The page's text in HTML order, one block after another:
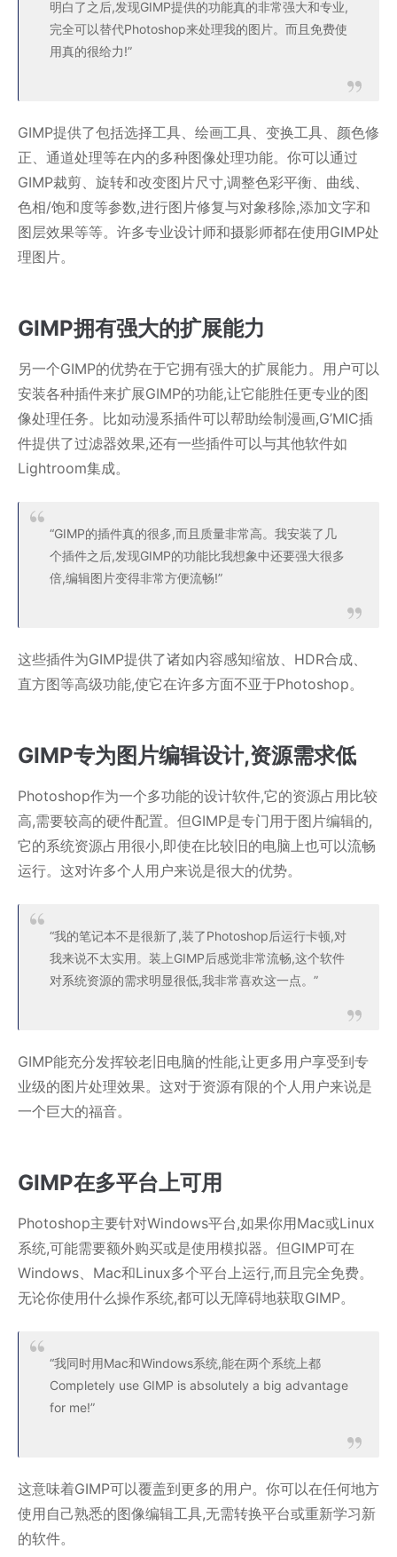
明白了之后,发现GIMP提供的功能真的非常强大和专业,
完全可以替代Photoshop来处理我的图片。而且免费使
用真的很给力!”
GIMP提供了包括选择工具、绘画工具、变换工具、颜色修
正、通道处理等在内的多种图像处理功能。你可以通过
GIMP裁剪、旋转和改变图片尺寸,调整色彩平衡、曲线、
色相/饱和度等参数,进行图片修复与对象移除,添加文字和
图层效果等等。许多专业设计师和摄影师都在使用GIMP处
理图片。
GIMP拥有强大的扩展能力
另一个GIMP的优势在于它拥有强大的扩展能力。用户可以
安装各种插件来扩展GIMP的功能,让它能胜任更专业的图
像处理任务。比如动漫系插件可以帮助绘制漫画,G’MIC插
件提供了过滤器效果,还有一些插件可以与其他软件如
Lightroom集成。
“GIMP的插件真的很多,而且质量非常高。我安装了几
个插件之后,发现GIMP的功能比我想象中还要强大很多
倍,编辑图片变得非常方便流畅!”
这些插件为GIMP提供了诸如内容感知缩放、HDR合成、
直方图等高级功能,使它在许多方面不亚于Photoshop。
GIMP专为图片编辑设计,资源需求低
Photoshop作为一个多功能的设计软件,它的资源占用比较
高,需要较高的硬件配置。但GIMP是专门用于图片编辑的,
它的系统资源占用很小,即使在比较旧的电脑上也可以流畅
运行。这对许多个人用户来说是很大的优势。
“我的笔记本不是很新了,装了Photoshop后运行卡顿,对
我来说不太实用。装上GIMP后感觉非常流畅,这个软件
对系统资源的需求明显很低,我非常喜欢这一点。”
GIMP能充分发挥较老旧电脑的性能,让更多用户享受到专
业级的图片处理效果。这对于资源有限的个人用户来说是
一个巨大的福音。
GIMP在多平台上可用
Photoshop主要针对Windows平台,如果你用Mac或Linux
系统,可能需要额外购买或是使用模拟器。但GIMP可在
Windows、Mac和Linux多个平台上运行,而且完全免费。
无论你使用什么操作系统,都可以无障碍地获取GIMP。
“我同时用Mac和Windows系统,能在两个系统上都
Completely use GIMP is absolutely a big advantage
for me!”
这意味着GIMP可以覆盖到更多的用户。你可以在任何地方
使用自己熟悉的图像编辑工具,无需转换平台或重新学习新
的软件。